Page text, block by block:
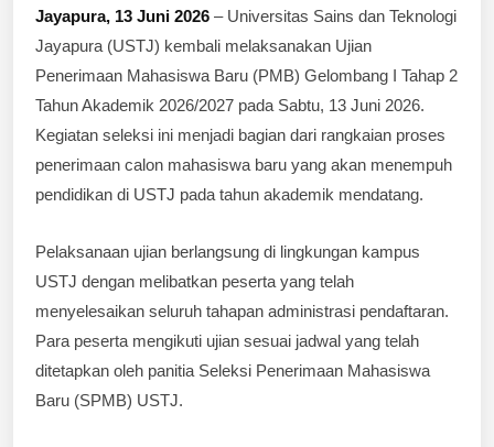
Jayapura, 13 Juni 2026 – Universitas Sains dan Teknologi
Jayapura (USTJ) kembali melaksanakan Ujian
Penerimaan Mahasiswa Baru (PMB) Gelombang I Tahap 2
Tahun Akademik 2026/2027 pada Sabtu, 13 Juni 2026.
Kegiatan seleksi ini menjadi bagian dari rangkaian proses
penerimaan calon mahasiswa baru yang akan menempuh
pendidikan di USTJ pada tahun akademik mendatang.
Pelaksanaan ujian berlangsung di lingkungan kampus
USTJ dengan melibatkan peserta yang telah
menyelesaikan seluruh tahapan administrasi pendaftaran.
Para peserta mengikuti ujian sesuai jadwal yang telah
ditetapkan oleh panitia Seleksi Penerimaan Mahasiswa
Baru (SPMB) USTJ.